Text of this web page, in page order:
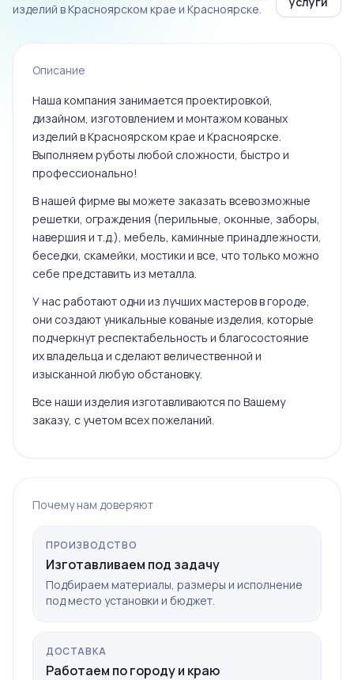
изделий в Красноярском крае и Красноярске.
Описание
Наша компания занимается проектировкой,
дизайном, изготовлением и монтажом кованых
изделий в Красноярском крае и Красноярске.
Выполняем руботы любой сложности, быстро и
профессионально!
В нашей фирме вы можете заказать всевозможные
решетки, ограждения (перильные, оконные, заборы,
навершия и т.д.), мебель, каминные принадлежности,
беседки, скамейки, мостики и все, что только можно
себе представить из металла.
У нас работают одни из лучших мастеров в городе,
они создают уникальные кованые изделия, которые
подчеркнут респектабельность и благосостояние
их владельца и сделают величественной и
изысканной любую обстановку.
Все наши изделия изготавливаются по Вашему
заказу, с учетом всех пожеланий.
Почему нам доверяют
ПРОИЗВОДСТВО
Изготавливаем под задачу
Подбираем материалы, размеры и исполнение
под место установки и бюджет.
ДОСТАВКА
Работаем по городу и краю